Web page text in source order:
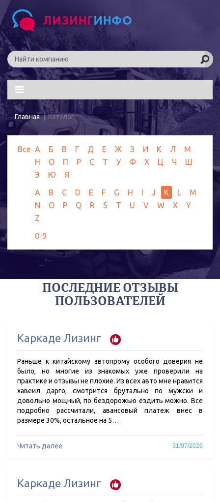
Главная Каталог
Все А Б В Г Д Е Ж З И К Л
М
Н
О П Р С Т У Ф Х Ц Ч
Ш
Э
Ю
Я
A
B C D E F G H I J K L
M
N
O P Q R S T U V W X
Y
Z
0-9
ПОСЛЕДНИЕ ОТЗЫВЫ
ПОЛЬЗОВАТЕЛЕЙ
Каркаде Лизинг
Раньше к китайскому автопрому особого доверия не
было, но многие из знакомых уже проверили на
практике и отзывы не плохие. Из всех авто мне нравится
хавеил дарго, смотрится брутально по мужски и
довольно мощный, по бездорожью ездить можно. Все
подробно рассчитали, авансовый платеж внес в
размере 30%, остальное на 5…
Читать далее 31/07/2026
Каркаде Лизинг